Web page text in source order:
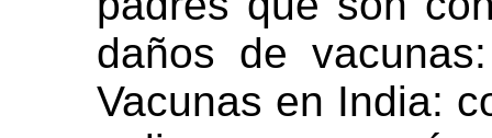
daños de
Vacunas en India: